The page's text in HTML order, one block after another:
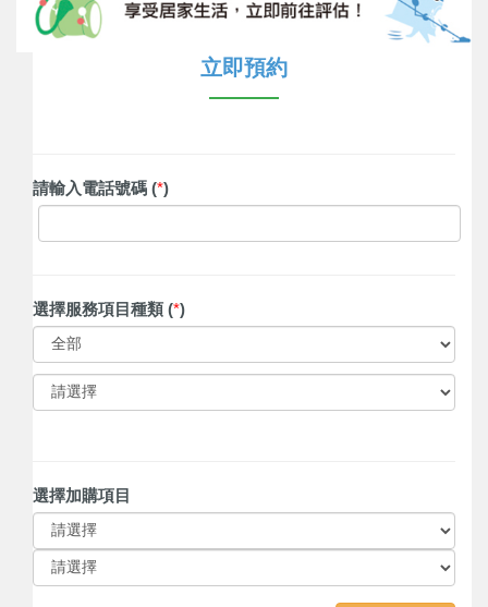
立即預約
請輸入電話號碼 (*)
選擇服務項目種類 (*)
選擇加購項目